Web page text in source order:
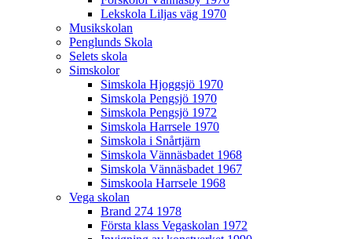
Lekskola Liljas väg 1970
Musikskolan
Penglunds Skola
Selets skola
Simskolor
Simskola Hjoggsjö 1970
Simskola Pengsjö 1970
Simskola Pengsjö 1972
Simskola Harrsele 1970
Simskola i Snårtjärn
Simskola Vännäsbadet 1968
Simskola Vännäsbadet 1967
Simskoola Harrsele 1968
Vega skolan
Brand 274 1978
Första klass Vegaskolan 1972